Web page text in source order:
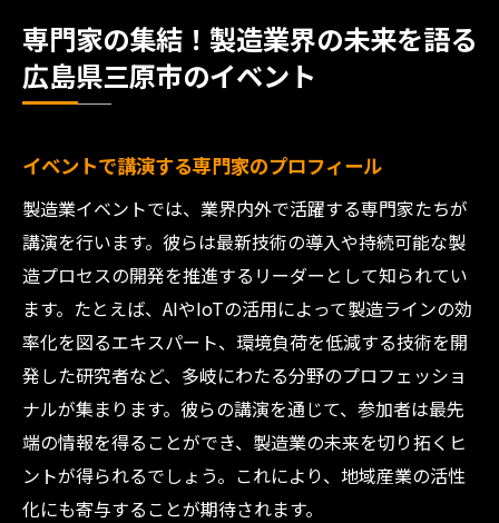
専門家の集結！製造業界の未来を語る
広島県三原市のイベント
イベントで講演する専門家のプロフィール
製造業イベントでは、業界内外で活躍する専門家たちが
講演を行います。彼らは最新技術の導入や持続可能な製
造プロセスの開発を推進するリーダーとして知られてい
ます。たとえば、AIやIoTの活用によって製造ラインの効
率化を図るエキスパート、環境負荷を低減する技術を開
発した研究者など、多岐にわたる分野のプロフェッショ
ナルが集まります。彼らの講演を通じて、参加者は最先
端の情報を得ることができ、製造業の未来を切り拓くヒ
ントが得られるでしょう。これにより、地域産業の活性
化にも寄与することが期待されます。